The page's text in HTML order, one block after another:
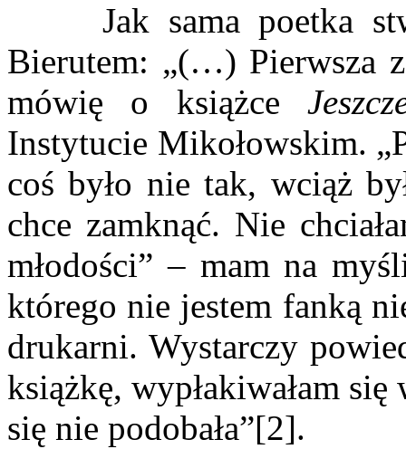
Jak sama poetka
Bierutem: „(…) Pierwsza
mówię o książce
Instytucie Mikołowskim.
coś było nie tak, wciąż
chce zamknąć. Nie
młodości” – mam na
którego nie jestem fanką
drukarni. Wystarczy
książkę, wypłakiwałam
się nie podobała”[2].